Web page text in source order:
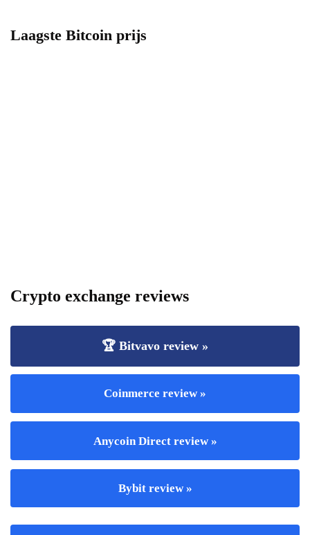
Laagste Bitcoin prijs
Crypto exchange reviews
🏆 Bitvavo review »
Coinmerce review »
Anycoin Direct review »
Bybit review »